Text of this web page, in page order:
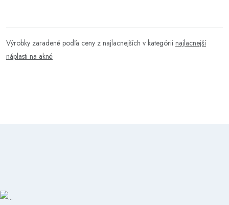
Výrobky zaradené podľa ceny z najlacnejších v kategórii najlacnejší
náplasti na akné